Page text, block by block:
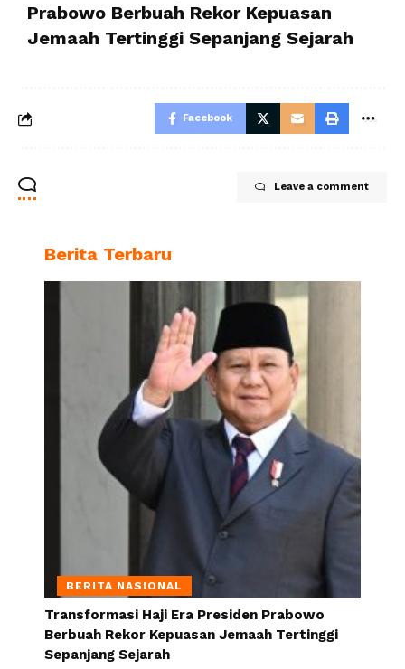
Prabowo Berbuah Rekor Kepuasan
Jemaah Tertinggi Sepanjang Sejarah
Facebook
Leave a comment
Berita Terbaru
BERITA NASIONAL
Transformasi Haji Era Presiden Prabowo
Berbuah Rekor Kepuasan Jemaah Tertinggi
Sepanjang Sejarah